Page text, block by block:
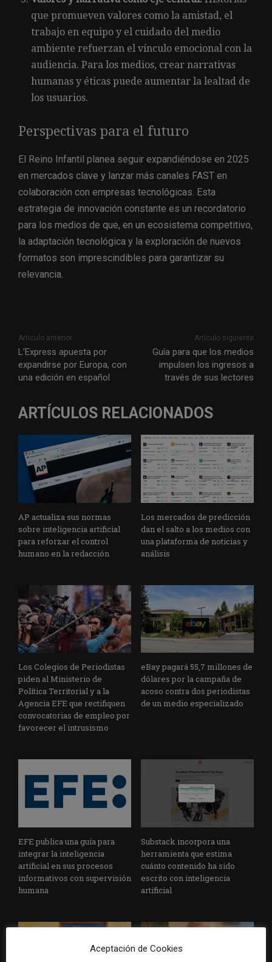
que promueven valores como la amistad, el
trabajo en equipo y el cuidado del medio
ambiente refuerzan el vínculo emocional con la
audiencia. Para los medios, crear narrativas
humanas y éticas puede aumentar la lealtad de
los usuarios.
Perspectivas para el futuro
El Reino Infantil planea seguir expandiéndose en 2025
en mercados clave y lanzar más canales FAST en
colaboración con empresas tecnológicas. Esta
estrategia de innovación constante es un recordatorio
para los medios de que, en un ecosistema competitivo,
la adaptación tecnológica y la exploración de nuevos
formatos son imprescindibles para garantizar su
relevancia.
Artículo anterior
L’Express apuesta por
expandirse por Europa, con
una edición en español
Artículo siguiente
Guía para que los medios
impulsen los ingresos a
través de sus lectores
ARTÍCULOS RELACIONADOS
AP actualiza sus normas
sobre inteligencia artificial
para reforzar el control
humano en la redacción
Los mercados de predicción
dan el salto a los medios con
una plataforma de noticias y
análisis
Los Colegios de Periodistas
piden al Ministerio de
Política Territorial y a la
Agencia EFE que rectifiquen
convocatorias de empleo por
favorecer el intrusismo
eBay pagará 55,7 millones de
dólares por la campaña de
acoso contra dos periodistas
de un medio especializado
EFE publica una guía para
integrar la inteligencia
artificial en sus procesos
informativos con supervisión
humana
Substack incorpora una
herramienta que estima
cuánto contenido ha sido
escrito con inteligencia
artificial
Aceptación de Cookies